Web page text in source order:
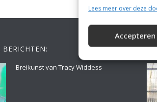
Lees meer over deze
Accepteren
BERICHTEN:
Breikunst van Tracy Widdess